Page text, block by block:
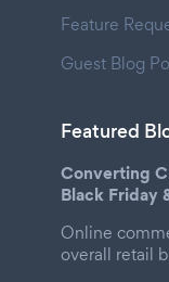
Feature
Guest Blog
Featured
Converting
Black Friday
Online
overall retail